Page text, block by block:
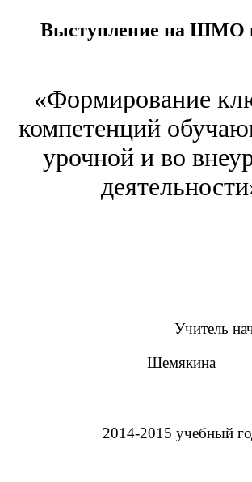
Выступление на ШМО
«Формирование
компетенций
урочной и во
Учитель
Ж.
Шемякина
2014-2015 учебный